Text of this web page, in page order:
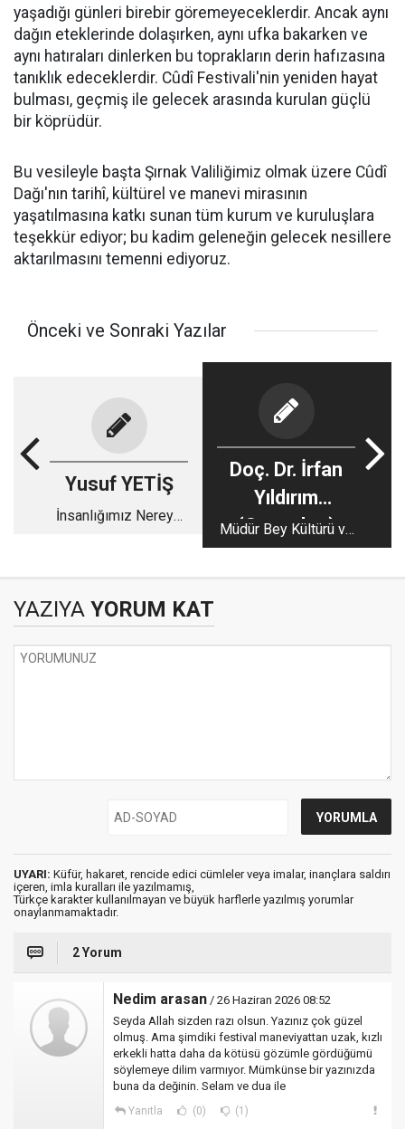
yaşadığı günleri birebir göremeyeceklerdir. Ancak aynı
dağın eteklerinde dolaşırken, aynı ufka bakarken ve
aynı hatıraları dinlerken bu toprakların derin hafızasına
tanıklık edeceklerdir. Cûdî Festivali'nin yeniden hayat
bulması, geçmiş ile gelecek arasında kurulan güçlü
bir köprüdür.
Bu vesileyle başta Şırnak Valiliğimiz olmak üzere Cûdî
Dağı'nın tarihî, kültürel ve manevi mirasının
yaşatılmasına katkı sunan tüm kurum ve kuruluşlara
teşekkür ediyor; bu kadim geleneğin gelecek nesillere
aktarılmasını temenni ediyoruz.
Önceki ve Sonraki Yazılar
Yusuf YETİŞ
İnsanlığımız Nereye
Doç. Dr. İrfan
Yıldırım
(Sosyolog)
Müdür Bey Kültürü ve
Şırnak
YAZIYA YORUM KAT
UYARI: Küfür, hakaret, rencide edici cümleler veya imalar, inançlara saldırı
içeren, imla kuralları ile yazılmamış,
Türkçe karakter kullanılmayan ve büyük harflerle yazılmış yorumlar
onaylanmamaktadır.
2 Yorum
Nedim arasan / 26 Haziran 2026 08:52
Seyda Allah sizden razı olsun. Yazınız çok güzel
olmuş. Ama şimdiki festival maneviyattan uzak, kızlı
erkekli hatta daha da kötüsü gözümle gördüğümü
söylemeye dilim varmıyor. Mümkünse bir yazınızda
buna da değinin. Selam ve dua ile
Yanıtla (0) (1)